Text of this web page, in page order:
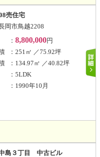
売住宅
岡市鳥越2208
： 8,800,000円
：251㎡ ／75.92坪
：134.97㎡ ／40.82坪
：5LDK
：1990年10月
島３丁目 中古ビル